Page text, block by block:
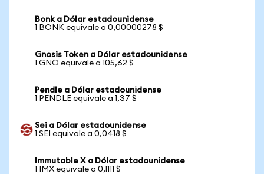
Bonk a Dólar estadounidense
1 BONK equivale a 0,00000278 $
Gnosis Token a Dólar estadounidense
1 GNO equivale a 105,62 $
Pendle a Dólar estadounidense
1 PENDLE equivale a 1,37 $
Sei a Dólar estadounidense
1 SEI equivale a 0,0418 $
Immutable X a Dólar estadounidense
1 IMX equivale a 0,1111 $